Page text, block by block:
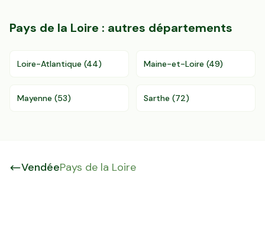
Pays de la Loire : autres départements
Loire-Atlantique (44) Maine-et-Loire (49)
Mayenne (53) Sarthe (72)
VendéePays de la Loire